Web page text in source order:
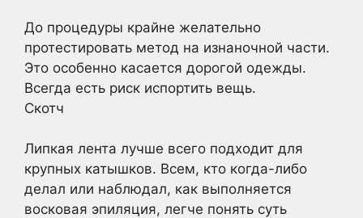
До процедуры крайне желательно
протестировать метод на изнаночной части.
Это особенно касается дорогой одежды.
Всегда есть риск испортить вещь.
Скотч
Липкая лента лучше всего подходит для
крупных катышков. Всем, кто когда-либо
делал или наблюдал, как выполняется
восковая эпиляция, легче понять суть